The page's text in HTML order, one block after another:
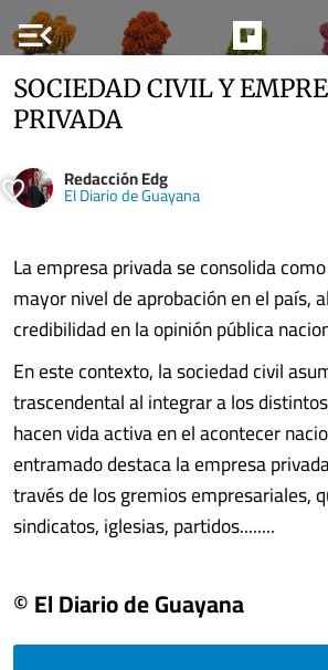
menu_open
SOCIEDAD CIVIL Y
PRIVADA
Redacción Edg
El Diario de Guayana
La empresa privada se consolida
mayor nivel de aprobación en el país,
credibilidad en la opinión pública
En este contexto, la sociedad civil
trascendental al integrar a los
hacen vida activa en el acontecer
entramado destaca la empresa
través de los gremios empresariales,
sindicatos, iglesias, partidos........
© El Diario de Guayana